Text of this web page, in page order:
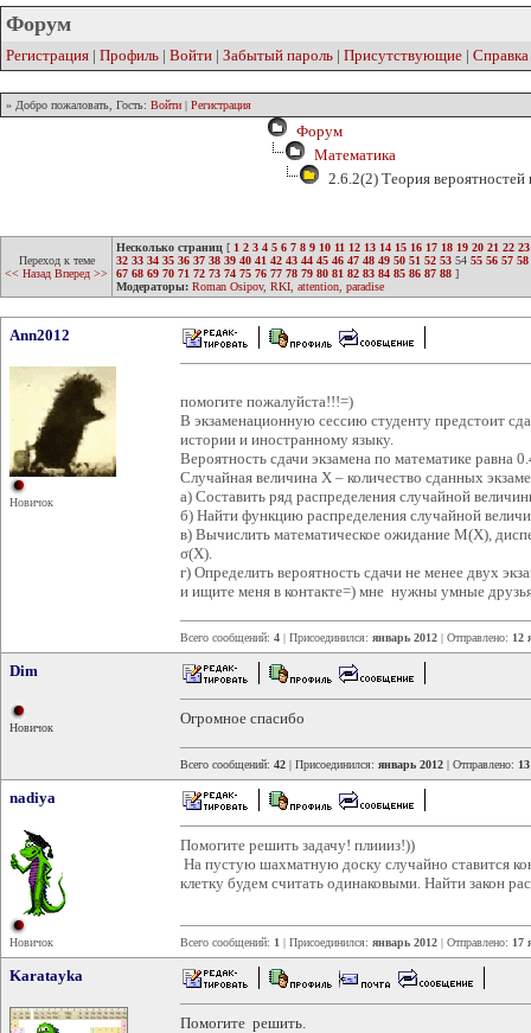
Форум
Регистрация | Профиль | Войти | Забытый пароль | Присутствующие | Справка
» Добро пожаловать, Гость: Войти | Регистрация
Форум
Математика
2.6.2(2) Теория вероятностей
Переход к теме
<< Назад Вперед >>
Несколько страниц [ 1 2 3 4 5 6 7 8 9 10 11 12 13 14 15 16 17 18 19 20 21 22 23
32 33 34 35 36 37 38 39 40 41 42 43 44 45 46 47 48 49 50 51 52 53 54 55 56 57 58
67 68 69 70 71 72 73 74 75 76 77 78 79 80 81 82 83 84 85 86 87 88 ]
Модераторы: Roman Osipov, RKI attention paradise
Ann2012
Новичок
помогите пожалуйста!!!=)
В экзаменационную сессию студенту предстоит
истории и иностранному языку.
Вероятность сдачи экзамена по математике
Случайная величина X – количество сданных
а) Составить ряд распределения случайной
б) Найти функцию распределения случайной
в) Вычислить математическое ожидание M(X),
σ(X).
г) Определить вероятность сдачи не менее двух
и ищите меня в контакте=) мне нужны умные
Всего сообщений: 4 | Присоединился: январь 2012 | Отправлено: 12
Dim
Новичок
Огромное спасибо
Всего сообщений: 42 | Присоединился: январь 2012 | Отправлено:
nadiya
Новичок
Помогите решить задачу! плиииз!))
На пустую шахматную доску случайно ставится
клетку будем считать одинаковыми. Найти закон
Всего сообщений: 1 | Присоединился: январь 2012 | Отправлено: 17
Karatayka
Помогите решить.